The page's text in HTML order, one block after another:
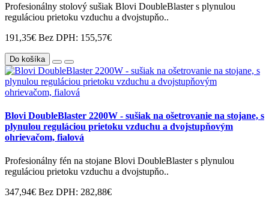
Profesionálny stolový sušiak Blovi DoubleBlaster s plynulou
reguláciou prietoku vzduchu a dvojstupňo..
191,35€ Bez DPH: 155,57€
Do košíka
Blovi DoubleBlaster 2200W - sušiak na ošetrovanie na stojane, s
plynulou reguláciou prietoku vzduchu a dvojstupňovým
ohrievačom, fialová
Profesionálny fén na stojane Blovi DoubleBlaster s plynulou
reguláciou prietoku vzduchu a dvojstupňo..
347,94€ Bez DPH: 282,88€